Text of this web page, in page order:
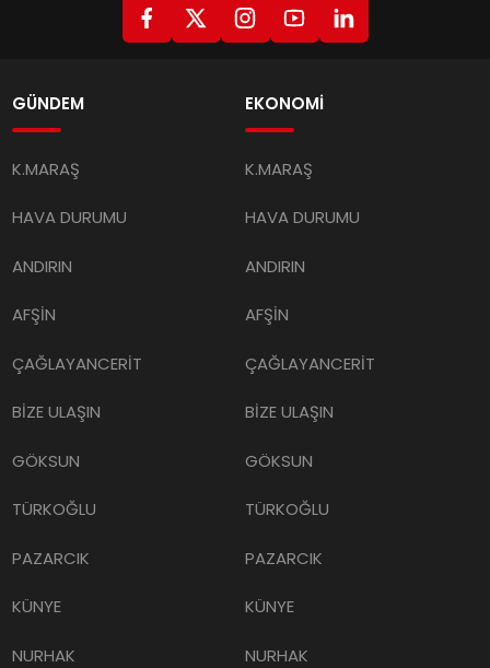
GÜNDEM
K.MARAŞ
HAVA DURUMU
ANDIRIN
AFŞİN
ÇAĞLAYANCERİT
BİZE ULAŞIN
GÖKSUN
TÜRKOĞLU
PAZARCIK
KÜNYE
NURHAK
EKONOMİ
K.MARAŞ
HAVA DURUMU
ANDIRIN
AFŞİN
ÇAĞLAYANCERİT
BİZE ULAŞIN
GÖKSUN
TÜRKOĞLU
PAZARCIK
KÜNYE
NURHAK